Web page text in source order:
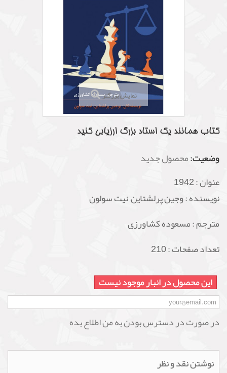
نمایش بزرگتر
کتاب همانند یک استاد بزرگ ارزیابی کنید
وضعیت:محصول جدید
عنوان :1942
نویسنده : وجین پرلشتاین, نیت سولون
مترجم : مسعوده کشاورزی
تعداد صفحات : 210
این محصول در انبار موجود نیست
در صورت در دسترس بودن به من اطلاع بده
نوشتن نقد و نظر